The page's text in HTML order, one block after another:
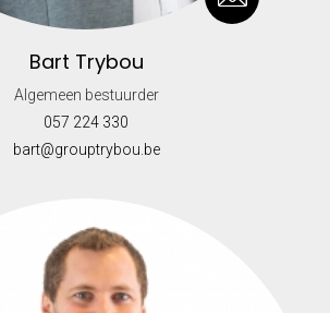
Bart Trybou
Algemeen bestuurder
057 224 330
bart@grouptrybou.be